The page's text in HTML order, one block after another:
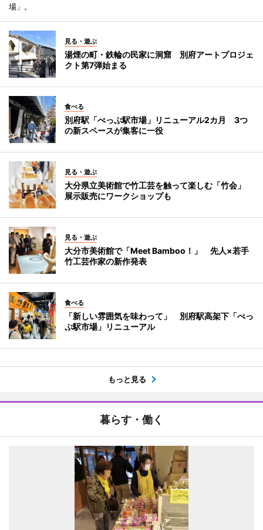
場」。
見る・遊ぶ
湯煙の町・鉄輪の民家に洞窟 別府アートプロジェ
クト第7弾始まる
食べる
別府駅「べっぷ駅市場」リニューアル2カ月 3つ
の新スペースが集客に一役
見る・遊ぶ
大分県立美術館で竹工芸を触って楽しむ「竹会」
展示販売にワークショップも
見る・遊ぶ
大分市美術館で「Meet Bamboo！」 先人×若手
竹工芸作家の新作発表
食べる
「新しい雰囲気を味わって」 別府駅高架下「べっ
ぷ駅市場」リニューアル
もっと見る
暮らす・働く